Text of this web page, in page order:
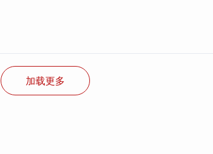
加载更多